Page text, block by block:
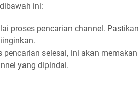
ini:
proses pencarian channel. Pastikan
pencarian selesai, ini akan memakan
yang dipindai.